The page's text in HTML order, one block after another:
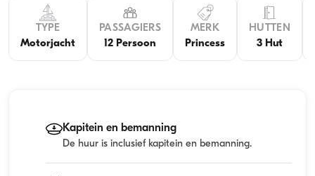
TYPE
Motorjacht
PASSAGIERS
12 Persoon
MERK
Princess
HUTTEN
3 Hut
Kapitein en bemanning
De huur is inclusief kapitein en bemanning.